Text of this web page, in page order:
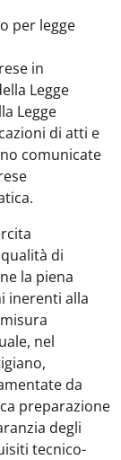
per legge
in
Legge
Legge
di atti e
comunicate
di
la piena
inerenti alla
nel
da
preparazione
degli
tecnico-